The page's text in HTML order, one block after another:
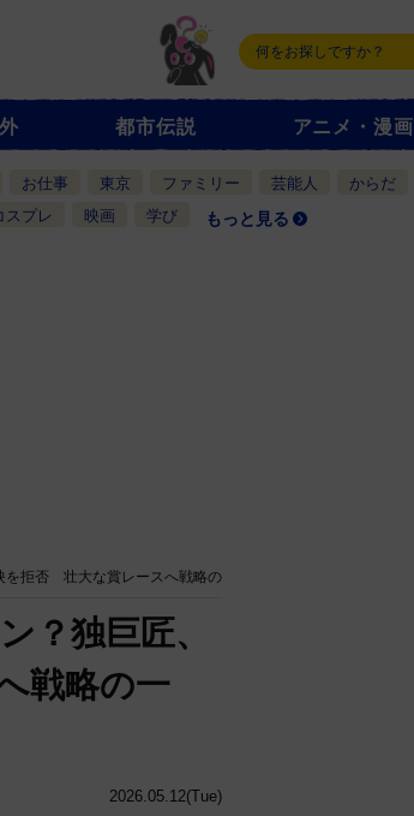
都市伝説 アニメ・漫画
お仕事 東京 ファミリー 芸能人 からだ
スプレ 映画 学び もっと見る
を拒否 壮大な賞レースへ戦略の
2026.05.12(Tue)
？独巨匠、
戦略の一